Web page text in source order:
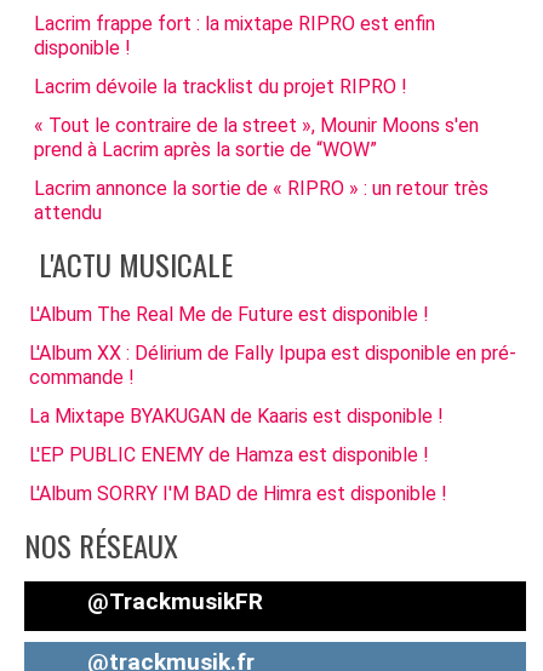
Lacrim frappe fort : la mixtape RIPRO est enfin
disponible !
Lacrim dévoile la tracklist du projet RIPRO !
« Tout le contraire de la street », Mounir Moons s'en
prend à Lacrim après la sortie de “WOW”
Lacrim annonce la sortie de « RIPRO » : un retour très
attendu
L'ACTU MUSICALE
L'Album The Real Me de Future est disponible !
L'Album XX : Délirium de Fally Ipupa est disponible en pré-
commande !
La Mixtape BYAKUGAN de Kaaris est disponible !
L'EP PUBLIC ENEMY de Hamza est disponible !
L'Album SORRY I'M BAD de Himra est disponible !
NOS RÉSEAUX
@TrackmusikFR
@trackmusik.fr